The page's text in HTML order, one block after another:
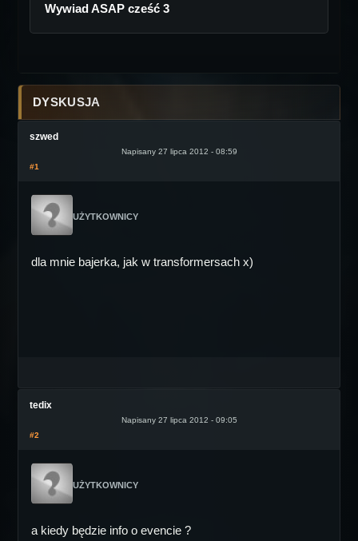
Wywiad ASAP cześć 3
DYSKUSJA
szwed
Napisany 27 lipca 2012 - 08:59
#1
UŻYTKOWNICY
dla mnie bajerka, jak w transformersach x)
tedix
Napisany 27 lipca 2012 - 09:05
#2
UŻYTKOWNICY
a kiedy będzie info o evencie ?